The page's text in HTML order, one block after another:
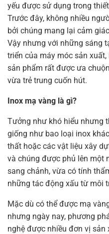
yếu được sử dụng trong
Trước đây, không nhiều
bởi chúng mang lại cảm
Vậy nhưng với những sáng
triển của máy móc sản
sản phẩm rất được ưa
vừa trẻ trung cuốn hút.
Inox mạ vàng là gì?
Tưởng như khó hiểu nhưng
giống như bao loại inox
thất hoặc các vật liệu xây
và chúng được phủ lên một
sang chảnh, vừa có tính
những tác động xấu từ môi
Mặc dù có thể được mạ
nhưng ngày nay, phương
nghệ được nhiều đơn vị sản